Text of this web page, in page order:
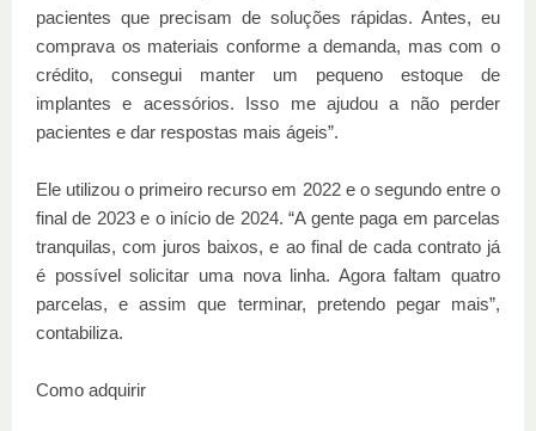
pacientes que precisam de soluções rápidas. Antes, eu
comprava os materiais conforme a demanda, mas com o
crédito, consegui manter um pequeno estoque de
implantes e acessórios. Isso me ajudou a não perder
pacientes e dar respostas mais ágeis”.
Ele utilizou o primeiro recurso em 2022 e o segundo entre o
final de 2023 e o início de 2024. “A gente paga em parcelas
tranquilas, com juros baixos, e ao final de cada contrato já
é possível solicitar uma nova linha. Agora faltam quatro
parcelas, e assim que terminar, pretendo pegar mais”,
contabiliza.
Como adquirir